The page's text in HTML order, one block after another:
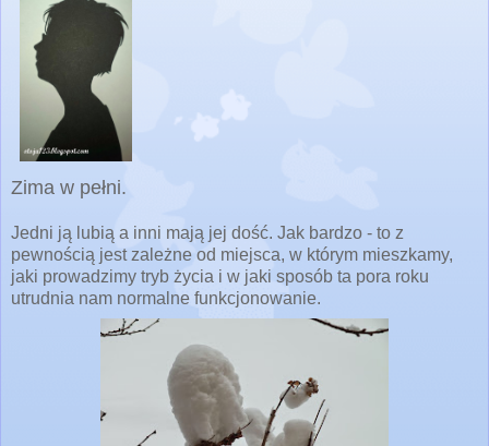
Zima w pełni.
Jedni ją lubią a inni mają jej dość. Jak bardzo - to z
pewnością jest zależne od miejsca, w którym mieszkamy,
jaki prowadzimy tryb życia i w jaki sposób ta pora roku
utrudnia nam normalne funkcjonowanie.